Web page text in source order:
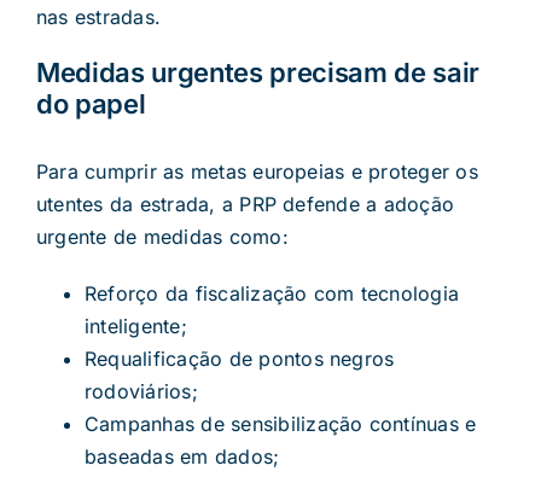
nas estradas.
Medidas urgentes precisam de sair
do papel
Para cumprir as metas europeias e proteger os
utentes da estrada, a PRP defende a adoção
urgente de medidas como:
Reforço da fiscalização com tecnologia
inteligente;
Requalificação de pontos negros
rodoviários;
Campanhas de sensibilização contínuas e
baseadas em dados;